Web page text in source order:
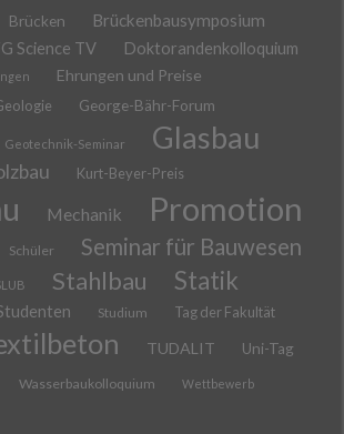
Brücken Brückenbausymposium
Science TV Doktorandenkolloquium
Ehrungen und Preise
George-Bähr-Forum
Geotechnik-Seminar Glasbau
Kurt-Beyer-Preis
Mechanik Promotion
Schüler Seminar für Bauwesen
Stahlbau Statik
Studium Tag der Fakultät
TUDALIT Uni-Tag
Wasserbaukolloquium Wettbewerb